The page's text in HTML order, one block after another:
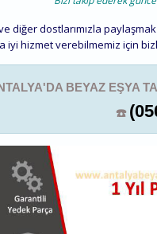
diğer dostlarımızla
hizmet verebilmemiz için
BEYAZ EŞYA
☎️